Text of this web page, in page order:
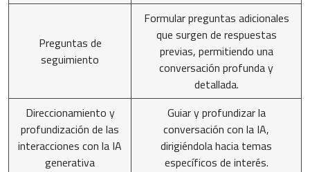
Preguntas de
seguimiento
Formular preguntas adicionales
que surgen de respuestas
previas, permitiendo una
conversación profunda y
detallada.
Direccionamiento y
profundización de las
interacciones con la IA
generativa
Guiar y profundizar la
conversación con la IA,
dirigiéndola hacia temas
específicos de interés.